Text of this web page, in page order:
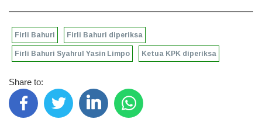
Firli Bahuri Firli Bahuri diperiksa
Firli Bahuri Syahrul Yasin Limpo Ketua KPK diperiksa
Share to: